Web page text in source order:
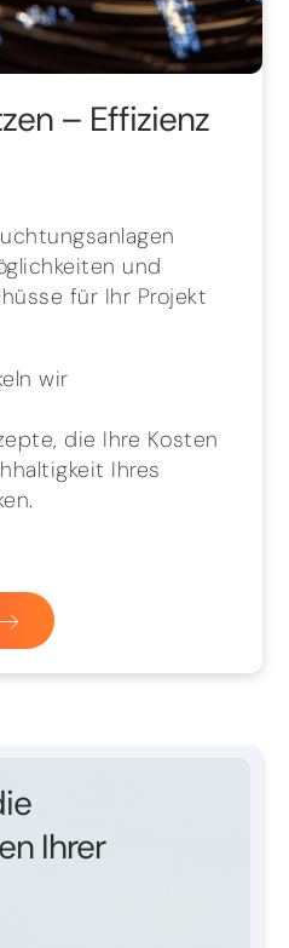
– Effizienz
und
für Ihr Projekt
wir
die Ihre Kosten
Ihres
Ihrer